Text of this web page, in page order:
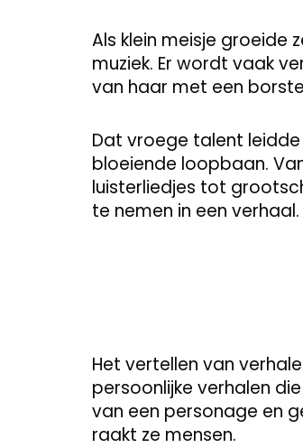
Als klein meisje groeide
muziek. Er wordt vaak
van haar met een
Dat vroege talent
bloeiende loopbaan.
luisterliedjes tot
te nemen in een verhaal.
Het vertellen van
persoonlijke verhalen
van een personage en
raakt ze mensen.